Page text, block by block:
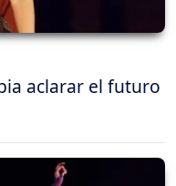
aclarar el futuro